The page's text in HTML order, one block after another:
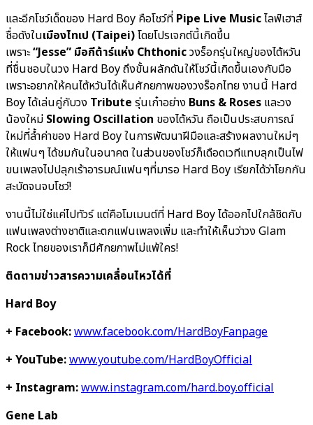
และอีกโชว์เด็ดของ Hard Boy คือโชว์ที่ Pipe Live Musicไลฟ์เฮาส์
ชื่อดังในเมืองไทเป (Taipei)โดยโปรเจกต์นี้เกิดขึ้น
เพราะ“Jesse” มือกีต้าร์แห่ง Chthonicวงร็อกรุ่นใหญ่ของไต้หวัน
ที่ชื่นชอบในวง Hard Boy ถึงขั้นผลักดันให้โชว์นี้เกิดขึ้นเองกับมือ
เพราะอยากให้คนไต้หวันได้เห็นศักยภาพของวงร็อกไทย งานนี้ Hard
Boy ได้เล่นคู่กับวง Tribute รุ่นเก๋าอย่าง Buns & Roses และวง
น้องใหม่ Slowing Oscillation ของไต้หวัน ถือเป็นประสบการณ์
ใหม่ที่ล้ำค่าของ Hard Boy ในการพัฒนาฝีมือและสร้างผลงานใหม่ๆ
ให้แฟนๆ ได้ชมกันในอนาคต ในส่วนของโชว์ก็เดือดเวทีแทบลุกเป็นไฟ
ขนเพลงไปปลุกเร้าอารมณ์แฟนๆที่มารอ Hard Boy เรียกได้ว่าโยกกัน
สะบัดจนจบโชว์!
งานนี้ไม่ใช่แค่ไปทัวร์ แต่คือโมเมนต์ที่ Hard Boy ได้ออกไปใกล้ชิดกับ
แฟนเพลงต่างชาติและตกแฟนเพลงเพิ่ม และทำให้เห็นว่าวง Glam
Rock ไทยของเราก็มีศักยภาพไม่แพ้ใคร!
ติดตามข่าวสารความเคลื่อนไหวได้ที่
Hard Boy
+ Facebook:www.facebook.com/HardBoyFanpage
+ YouTube:www.youtube.com/HardBoyOfficial
+ Instagram:www.instagram.com/hard.boy.official
Gene Lab